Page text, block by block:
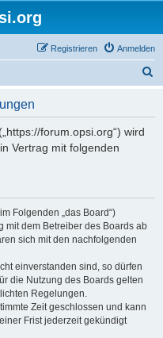
Anmelden
Registrieren
forum.opsi.org“) wird
Vertrag mit folgenden
Folgenden „das Board“)
mit dem Betreiber des Boards ab
sich mit den nachfolgenden
einverstanden sind, so dürfen
die Nutzung des Boards gelten
Regelungen.
Zeit geschlossen und kann
Frist jederzeit gekündigt